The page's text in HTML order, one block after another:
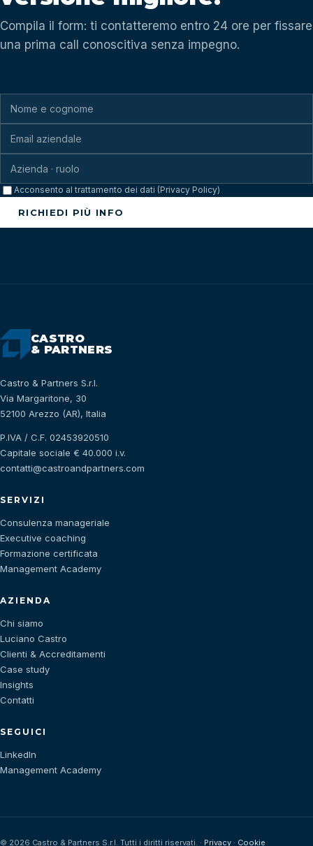
Compila il form: ti contatteremo entro 24 ore per fissare
una prima call conoscitiva senza impegno.
Acconsento al trattamento dei dati (Privacy Policy)
RICHIEDI PIÙ INFO
CASTRO
& PARTNERS
Castro & Partners S.r.l.
Via Margaritone, 30
52100 Arezzo (AR), Italia
P.IVA / C.F. 02453920510
Capitale sociale € 40.000 i.v.
contatti@castroandpartners.com
SERVIZI
Consulenza manageriale
Executive coaching
Formazione certificata
Management Academy
AZIENDA
Chi siamo
Luciano Castro
Clienti & Accreditamenti
Case study
Insights
Contatti
SEGUICI
LinkedIn
Management Academy
© 2026 Castro & Partners S.r.l. Tutti i diritti riservati. · Privacy · Cookie